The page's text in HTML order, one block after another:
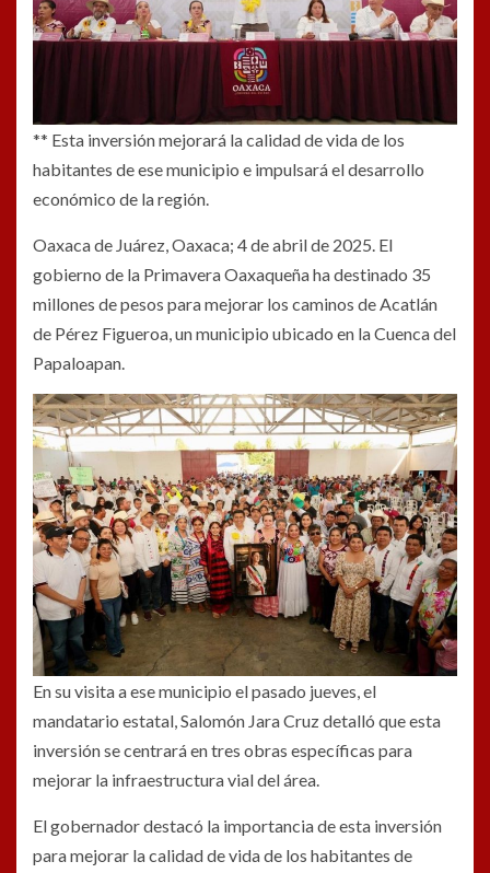
** Esta inversión mejorará la calidad de vida de los
habitantes de ese municipio e impulsará el desarrollo
económico de la región.
Oaxaca de Juárez, Oaxaca; 4 de abril de 2025. El
gobierno de la Primavera Oaxaqueña ha destinado 35
millones de pesos para mejorar los caminos de Acatlán
de Pérez Figueroa, un municipio ubicado en la Cuenca del
Papaloapan.
En su visita a ese municipio el pasado jueves, el
mandatario estatal, Salomón Jara Cruz detalló que esta
inversión se centrará en tres obras específicas para
mejorar la infraestructura vial del área.
El gobernador destacó la importancia de esta inversión
para mejorar la calidad de vida de los habitantes de